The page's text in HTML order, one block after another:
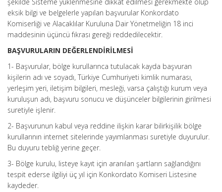
eksik bilgi ve belgelerle yapılan başvurular Konkordato
Komiserliği ve Alacaklılar Kuruluna Dair Yönetmeliğin 18 inci
maddesinin üçüncü fıkrası gereği reddedilecektir.
BAŞVURULARIN DEĞERLENDİRİLMESİ
1- Başvurular, bölge kurullarınca tutulacak kayda başvuran
kişilerin adı ve soyadı, Türkiye Cumhuriyeti kimlik numarası,
yerleşim yeri, iletişim bilgileri, mesleği, varsa çalıştığı kurum veya
kuruluşun adı, başvuru sonucu ve düşünceler bilgilerinin girilmesi
suretiyle işlenir.
2- Başvurunun kabul veya reddine ilişkin karar bilirkişilik bölge
kurullarının internet sitelerinde yayımlanması suretiyle duyurulur.
Bu duyuru tebliğ yerine geçer.
3- Bölge kurulu, listeye kayıt için aranılan şartların sağlandığını
tespit ederse ilgiliyi üç yıl için Konkordato Komiseri Listesine
kaydeder.